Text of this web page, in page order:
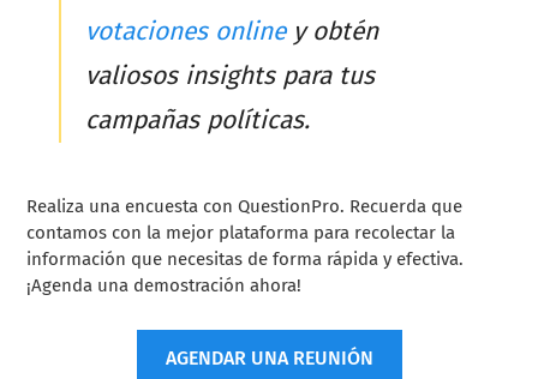
votaciones onliney obtén
valiosos insights para tus
campañas políticas.
Realiza una encuesta con QuestionPro. Recuerda que
contamos con la mejor plataforma para recolectar la
información que necesitas de forma rápida y efectiva.
¡Agenda una demostración ahora!
AGENDAR UNA REUNIÓN